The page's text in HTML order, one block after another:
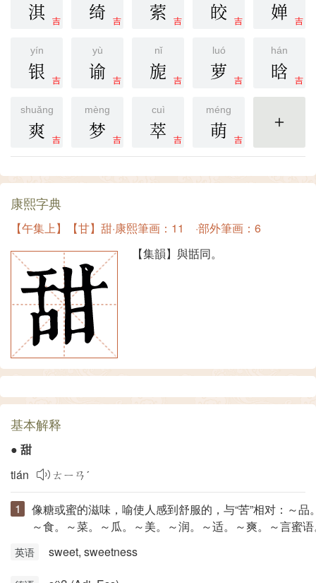
吉
淇 吉
绮 吉
萦 吉
皎 吉
婵
yín
吉
银
yù
吉
谕
nǐ
吉
旎
luó
吉
萝
hán
吉
晗
shuǎng
吉
爽
mèng
吉
梦
cuì
吉
萃
méng
吉
萌 更多
康熙字典
【午集上】【甘】甜·康熙筆画：11 ·部外筆画：6
【集韻】與甛同。
基本解释
● 甜
tián
ㄊㄧㄢˊ
像糖或蜜的滋味，喻使人感到舒服的，与“苦”相对：～品
～食。～菜。～瓜。～美。～润。～适。～爽。～言蜜
英语 sweet, sweetness